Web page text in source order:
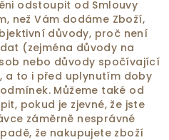
odstoupit od Smlouvy
než Vám dodáme Zboží,
důvody, proč není
(zejména důvody na
nebo důvody spočívající
a to i před uplynutím doby
Můžeme také od
pokud je zjevné, že jste
záměrně nesprávné
že nakupujete zboží